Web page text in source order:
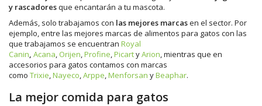
y rascadoresque encantarán a tu mascota.
Además, solo trabajamos con las mejores marcasen el sector. Por
ejemplo, entre las mejores marcas de alimentos para gatos con las
que trabajamos se encuentran Royal
Canin, Acana, Orijen,Profine,PicartyArion,mientras que en
accesorios para gatos contamos con marcas
como Trixie,Nayeco,Arppe,Menforsan yBeaphar.
La mejor comida para gatos